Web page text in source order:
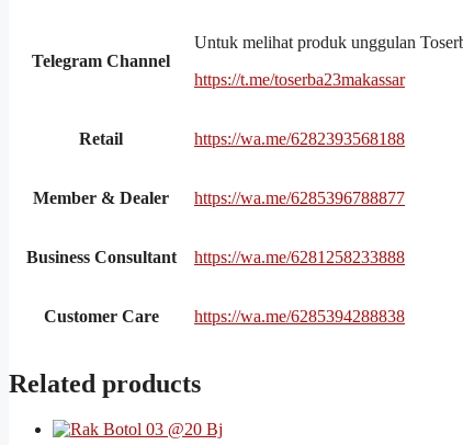
Telegram Channel
Untuk melihat produk unggulan
https://t.me/toserba23makassar
Retail https://wa.me/6282393568188
Member & Dealer https://wa.me/6285396788877
Business Consultant https://wa.me/6281258233888
Customer Care https://wa.me/6285394288838
Related products